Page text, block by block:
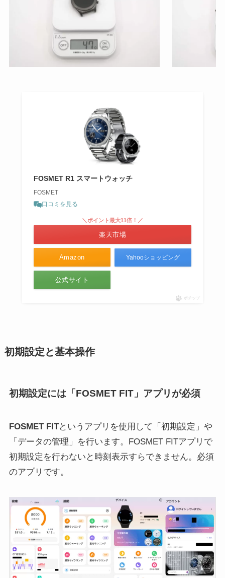
FOSMET R1 スマートウォッチ
FOSMET
口コミを見る
Amazon
＼ポイント最大11倍！／
楽天市場
Yahooショッピング
公式サイト
ポチップ
初期設定と基本操作
初期設定には「FOSMET FIT」アプリが必須
FOSMET FITというアプリを使用して「初期設定」や
「データの管理」を行います。FOSMET FITアプリで
初期設定を行わないと時刻表示すらできません。必須
のアプリです。